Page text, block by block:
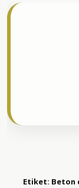
Etiket: Beton